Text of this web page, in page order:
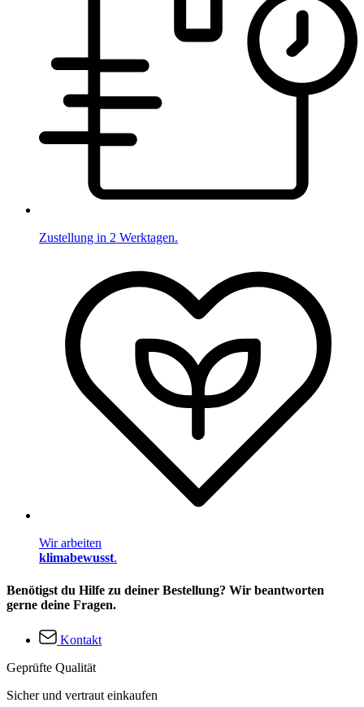
Zustellung in 2 Werktagen.
Wir arbeiten
klimabewusst.
Benötigst du Hilfe zu deiner Bestellung? Wir beantworten
gerne deine Fragen.
Kontakt
Geprüfte Qualität
Sicher und vertraut einkaufen